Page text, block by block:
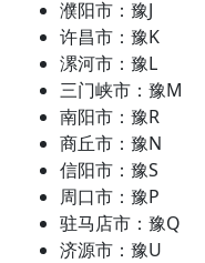
濮阳市：豫J
许昌市：豫K
漯河市：豫L
三门峡市：豫M
南阳市：豫R
商丘市：豫N
信阳市：豫S
周口市：豫P
驻马店市：豫Q
济源市：豫U